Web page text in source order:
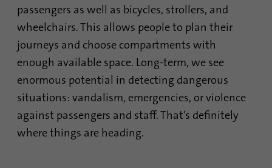
passengers as well as bicycles, strollers, and
wheelchairs. This allows people to plan their
journeys and choose compartments with
enough available space. Long-term, we see
enormous potential in detecting dangerous
situations: vandalism, emergencies, or violence
against passengers and staff. That’s definitely
where things are heading.
Ce cookie est défini pour le processus de
synchronisation des identifiants. Il
enregistre l'heure de la dernière
synchronisation pour éviter des processus
de synchronisation fréquemment répétés.
Nom ln_or
Fournisseur .linkedin.com